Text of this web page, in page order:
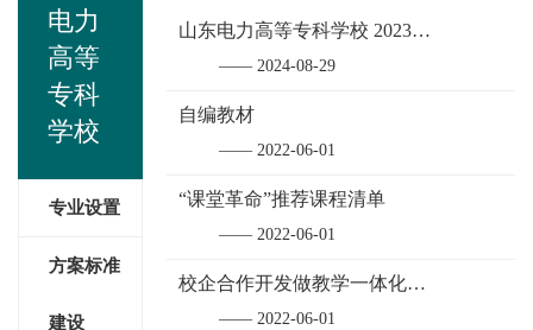
电力
高等
专科
学校
专业设置
方案标准
建设
山东电力高等专科学校 2023年秋-2024年春学年第二学期高等职业教育教学用书选用结果
—— 2024-08-29
自编教材
—— 2022-06-01
“课堂革命”推荐课程清单
—— 2022-06-01
校企合作开发做教学一体化教材
—— 2022-06-01